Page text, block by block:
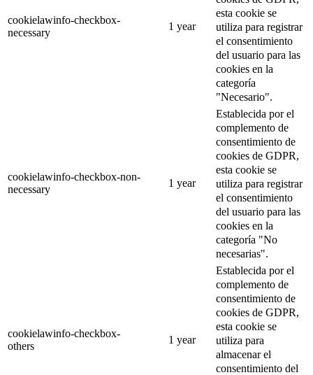
cookielawinfo-checkbox-
necessary
1 year
esta cookie se
utiliza para registrar
el consentimiento
del usuario para las
cookies en la
categoría
"Necesario".
cookielawinfo-checkbox-non-
necessary
1 year
Establecida por el
complemento de
consentimiento de
cookies de GDPR,
esta cookie se
utiliza para registrar
el consentimiento
del usuario para las
cookies en la
categoría "No
necesarias".
cookielawinfo-checkbox-
others
1 year
Establecida por el
complemento de
consentimiento de
cookies de GDPR,
esta cookie se
utiliza para
almacenar el
consentimiento del